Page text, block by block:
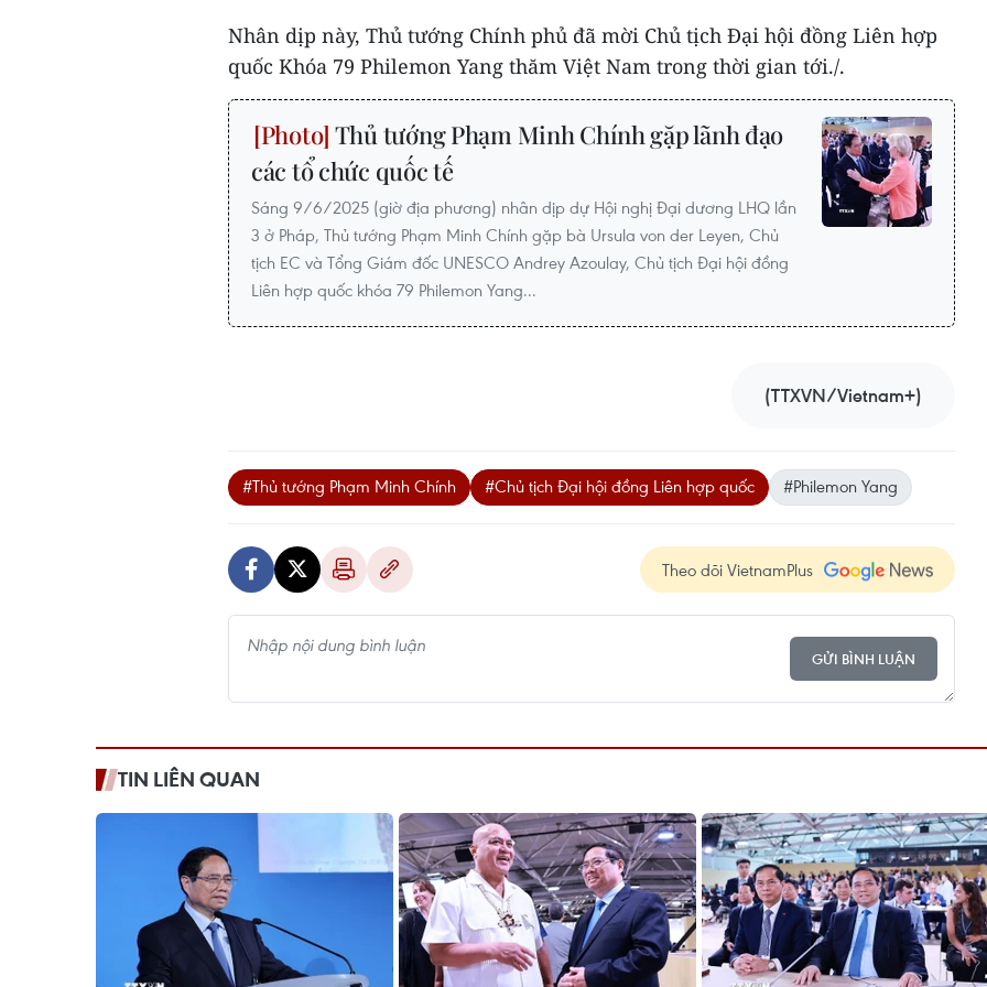
Nhân dịp này, Thủ tướng Chính phủ đã mời Chủ tịch Đại hội đồng Liên hợp
quốc Khóa 79 Philemon Yang thăm Việt Nam trong thời gian tới./.
Thủ tướng Phạm Minh Chính gặp lãnh đạo
các tổ chức quốc tế
Sáng 9/6/2025 (giờ địa phương) nhân dịp dự Hội nghị Đại dương LHQ lần
3 ở Pháp, Thủ tướng Phạm Minh Chính gặp bà Ursula von der Leyen, Chủ
tịch EC và Tổng Giám đốc UNESCO Andrey Azoulay, Chủ tịch Đại hội đồng
Liên hợp quốc khóa 79 Philemon Yang...
(TTXVN/Vietnam+)
#Thủ tướng Phạm Minh Chính #Chủ tịch Đại hội đồng Liên hợp quốc #Philemon Yang
Theo dõi VietnamPlus
GỬI BÌNH LUẬN
TIN LIÊN QUAN